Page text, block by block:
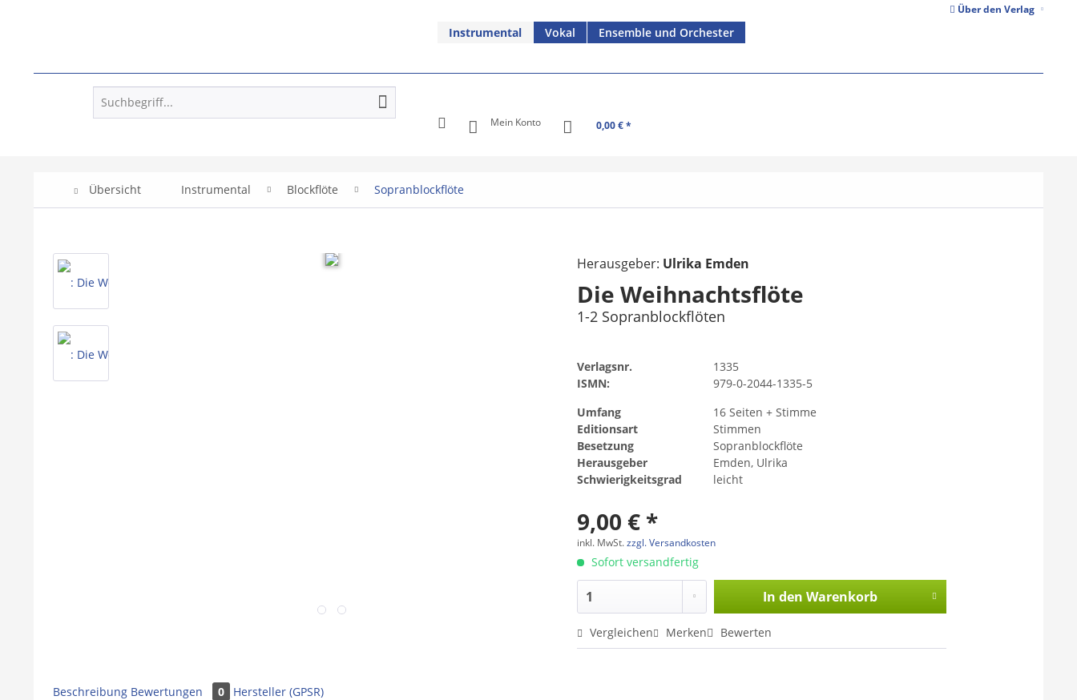
Über den Verlag
Instrumental Vokal Ensemble und Orchester
Mein Konto 0,00 € *
Übersicht Instrumental Blockflöte Sopranblockflöte
Herausgeber: Ulrika Emden
Die Weihnachtsflöte
1-2 Sopranblockflöten
Verlagsnr.
1335
ISMN:
979-0-2044-1335-5
Umfang
16 Seiten + Stimme
Editionsart
Stimmen
Besetzung
Sopranblockflöte
Herausgeber
Emden, Ulrika
Schwierigkeitsgrad
leicht
9,00 € *
inkl. MwSt.zzgl. Versandkosten
Sofort versandfertig
In den Warenkorb
Vergleichen Merken Bewerten
Beschreibung Bewertungen 0 Hersteller (GPSR)